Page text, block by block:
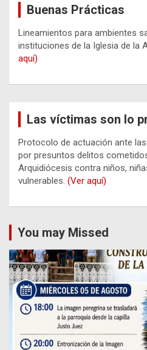
Buenas Prácticas
Lineamientos para ambientes
instituciones de la Iglesia de la
aquí)
Las víctimas son lo
Protocolo de actuación ante
por presuntos delitos
Arquidiócesis contra niños,
vulnerables. (Ver aquí)
You may Missed